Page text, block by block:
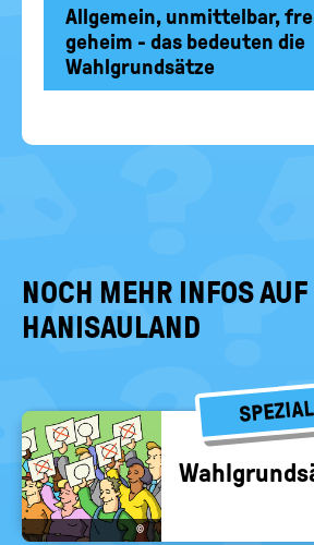
Allgemein, unmittelbar,
geheim - das bedeuten die
Wahlgrundsätze
NOCH MEHR INFOS AUF
HANISAULAND
SPEZIAL
©